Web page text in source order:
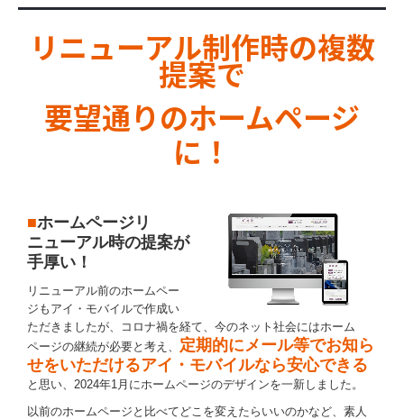
リニューアル制作時の複数
提案で
要望通りのホームページ
に！
■ホームページリ
ニューアル時の提案が
手厚い！
リニューアル前のホームペー
ジもアイ・モバイルで作成い
ただきましたが、コロナ禍を経て、今のネット社会にはホーム
ページの継続が必要と考え、 定期的にメール等でお知ら
せをいただけるアイ・モバイルなら安心できる
と思い、2024年1月にホームページのデザインを一新しました。
以前のホームページと比べてどこを変えたらいいのかなど、素人